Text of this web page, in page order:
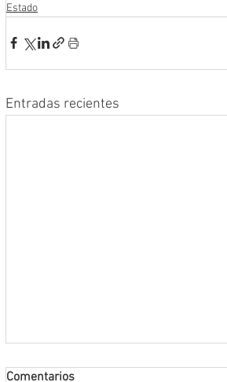
Estado
Entradas recientes
Comentarios